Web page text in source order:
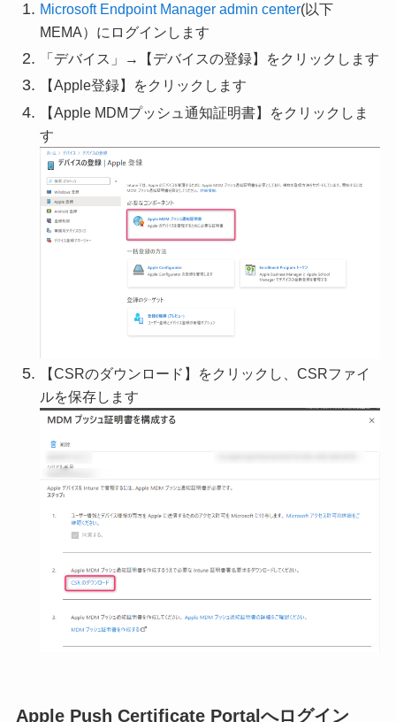
Microsoft Endpoint Manager admin center(以下
MEMA）にログインします
「デバイス」→【デバイスの登録】をクリックします
【Apple登録】をクリックします
【Apple MDMプッシュ通知証明書】をクリックしま
す
【CSRのダウンロード】をクリックし、CSRファイ
ルを保存します
Apple Push Certificate Portalへログイン